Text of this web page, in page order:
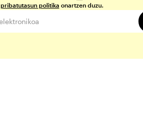
pribatutasun politika onartzen duzu.